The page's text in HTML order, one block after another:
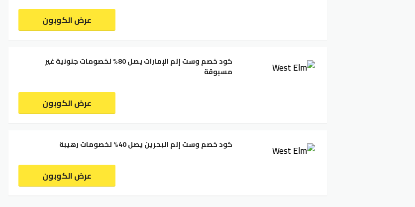
عرض الكوبون
كود خصم وست إلم الإمارات يصل 80% لخصومات جنونية غير
مسبوقة
عرض الكوبون
كود خصم وست إلم البحرين يصل 40% لخصومات رهيبة
عرض الكوبون